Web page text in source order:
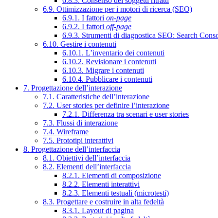
6.9. Ottimizzazione per i motori di ricerca (SEO)
6.9.1. I fattori on-page
6.9.2. I fattori off-page
6.9.3. Strumenti di diagnostica SEO: Search
6.10. Gestire i contenuti
6.10.1. L’inventario dei contenuti
6.10.2. Revisionare i contenuti
6.10.3. Migrare i contenuti
6.10.4. Pubblicare i contenuti
7. Progettazione dell’interazione
7.1. Caratteristiche dell’interazione
7.2. User stories per definire l’interazione
7.2.1. Differenza tra scenari e user stories
7.3. Flussi di interazione
7.4. Wireframe
7.5. Prototipi interattivi
8. Progettazione dell’interfaccia
8.1. Obiettivi dell’interfaccia
8.2. Elementi dell’interfaccia
8.2.1. Elementi di composizione
8.2.2. Elementi interattivi
8.2.3. Elementi testuali (microtesti)
8.3. Progettare e costruire in alta fedeltà
8.3.1. Layout di pagina